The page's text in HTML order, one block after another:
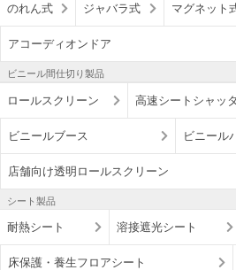
のれん式 ジャバラ式 マグネット
アコーディオンドア
ビニール間仕切り製品
ロールスクリーン 高速シートシャッ
ビニールブース ビニール
店舗向け透明ロールスクリーン
シート製品
耐熱シート 溶接遮光シート
床保護・養生フロアシート